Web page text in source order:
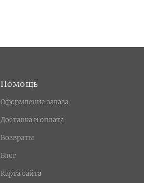
Помощь
Оформление заказа
Доставка и оплата
Возвраты
Блог
Карта сайта